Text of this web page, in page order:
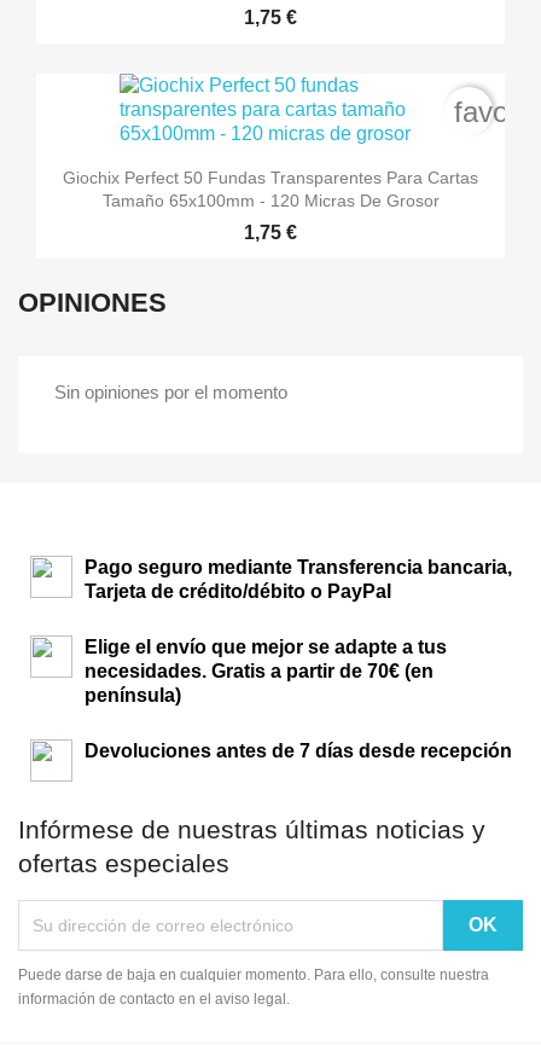
1,75 €
Giochix Perfect 50 Fundas Transparentes Para Cartas
Tamaño 65x100mm - 120 Micras De Grosor
1,75 €
OPINIONES
Sin opiniones por el momento
Pago seguro mediante Transferencia bancaria,
Tarjeta de crédito/débito o PayPal
Elige el envío que mejor se adapte a tus
necesidades. Gratis a partir de 70€ (en
península)
Devoluciones antes de 7 días desde recepción
Infórmese de nuestras últimas noticias y
ofertas especiales
Puede darse de baja en cualquier momento. Para ello, consulte nuestra
información de contacto en el aviso legal.